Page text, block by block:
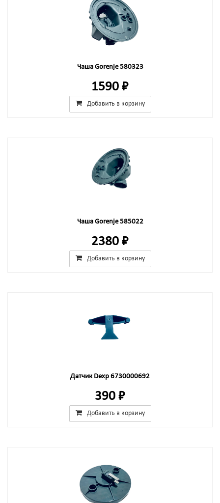
Чаша Gorenje 580323
1590 ₽
Добавить в корзину
Чаша Gorenje 585022
2380 ₽
Добавить в корзину
Датчик Dexp 6730000692
390 ₽
Добавить в корзину